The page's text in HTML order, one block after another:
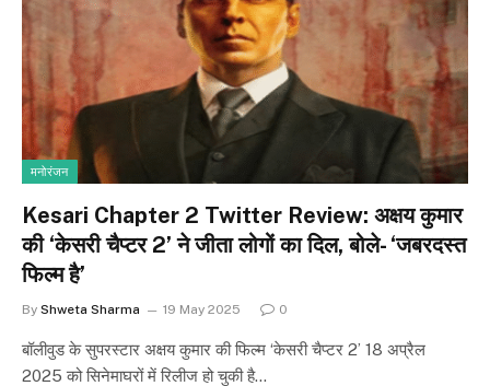
मनोरंजन
Kesari Chapter 2 Twitter Review: अक्षय कुमार
की ‘केसरी चैप्टर 2’ ने जीता लोगों का दिल, बोले- ‘जबरदस्त
फिल्म है’
By Shweta Sharma 19 May 2025 0
बॉलीवुड के सुपरस्टार अक्षय कुमार की फिल्म ‘केसरी चैप्टर 2’ 18 अप्रैल
2025 को सिनेमाघरों में रिलीज हो चुकी है…